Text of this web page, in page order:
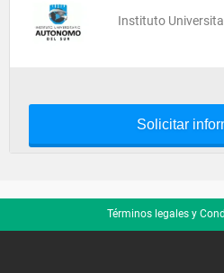
Instituto
Solicitar
Términos legales y